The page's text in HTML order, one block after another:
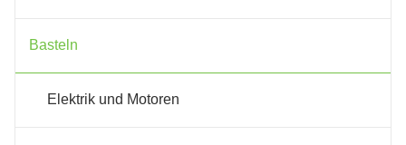
Basteln
Elektrik und Motoren